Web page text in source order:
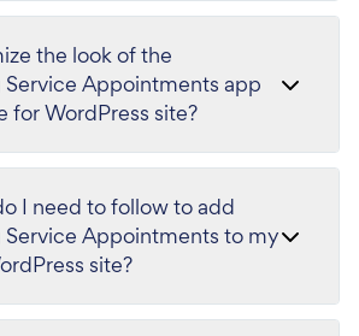
the look of the
Service Appointments app
for WordPress site?
I need to follow to add
Service Appointments to my
site?